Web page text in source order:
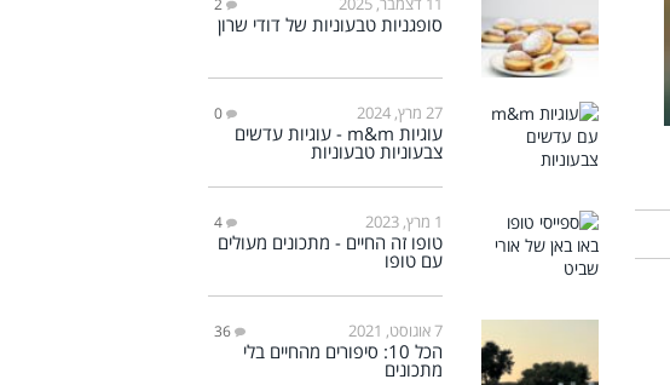
2
סופגניות טבעוניות של דודי שרון
27 מרץ, 2024 0
עוגיות m&m - עוגיות עדשים
צבעוניות טבעוניות
1 מרץ, 2023 4
טופו זה החיים - מתכונים מעולים
עם טופו
7 אוגוסט, 2021 36
הכל 10: סיפורים מהחיים בלי
מתכונים